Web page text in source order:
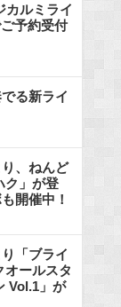
カルミライ
予約受付
る新ライ
、ねんど
ク」が登
開催中！
「ブライ
オールスタ
Vol.1」が